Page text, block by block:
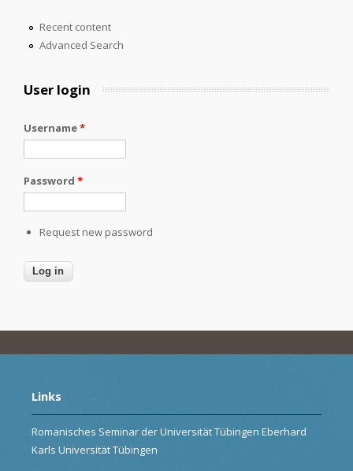
Recent content
Advanced Search
User login
Username*
Password *
Request new password
Links
Romanisches Seminar der Universität Tübingen Eberhard
Karls Universität Tübingen